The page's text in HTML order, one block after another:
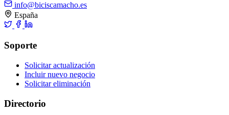
info@biciscamacho.es
España
Soporte
Solicitar actualización
Incluir nuevo negocio
Solicitar eliminación
Directorio